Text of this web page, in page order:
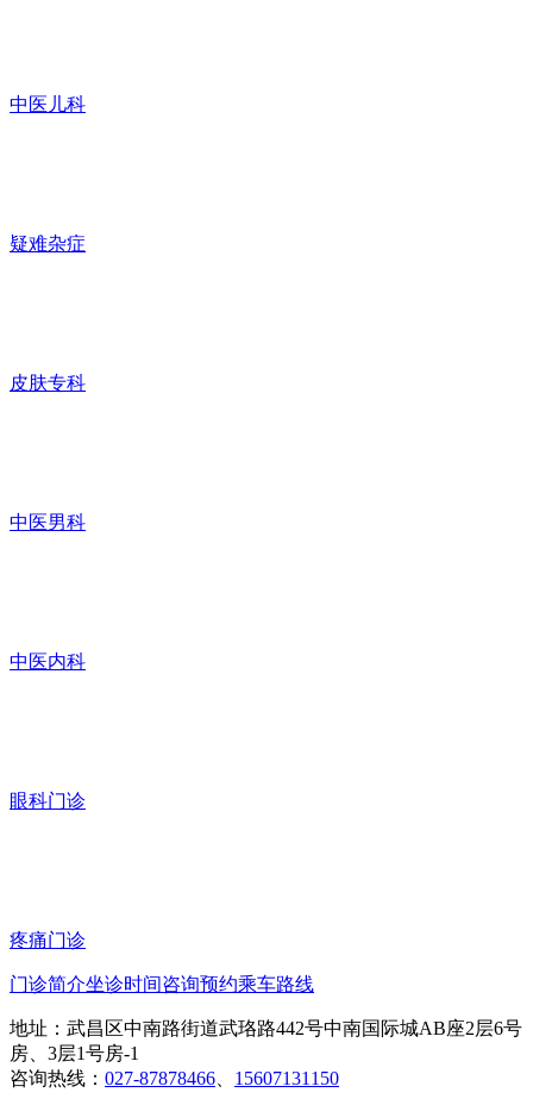
中医儿科
疑难杂症
皮肤专科
中医男科
中医内科
眼科门诊
疼痛门诊
门诊简介坐诊时间咨询预约乘车路线
地址：武昌区中南路街道武珞路442号中南国际城AB座2层6号
房、3层1号房-1
咨询热线： 027-87878466 15607131150